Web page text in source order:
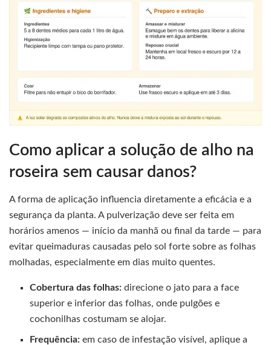
Como aplicar a solução de alho na
roseira sem causar danos?
A forma de aplicação influencia diretamente a eficácia e a
segurança da planta. A pulverização deve ser feita em
horários amenos — início da manhã ou final da tarde — para
evitar queimaduras causadas pelo sol forte sobre as folhas
molhadas, especialmente em dias muito quentes.
Cobertura das folhas: direcione o jato para a face
superior e inferior das folhas, onde pulgões e
cochonilhas costumam se alojar.
Frequência: em caso de infestação visível, aplique a